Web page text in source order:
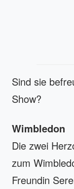
Sind sie
Show?
Wimbledon
Die zwei
zum
Freundin